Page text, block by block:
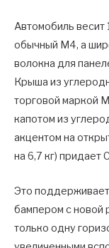
Автомобиль весит
обычный M4, а
волокна для
Крыша из
торговой маркой
капотом из
акцентом на
на 6,7 кг) придает
Это
бампером с новой
только одну